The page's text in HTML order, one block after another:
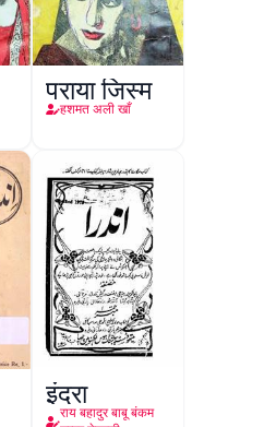
पराया जिस्म
हशमत अली खाँ
इंद्रा
राय बहादुर बाबू बंकम